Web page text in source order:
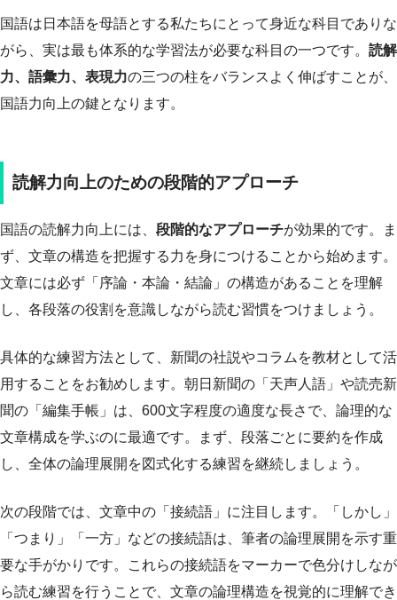
国語は日本語を母語とする私たちにとって身近な科目でありな
がら、実は最も体系的な学習法が必要な科目の一つです。 読解
力、語彙力、表現力の三つの柱をバランスよく伸ばすことが、
国語力向上の鍵となります。
読解力向上のための段階的アプローチ
国語の読解力向上には、 段階的なアプローチが効果的です。ま
ず、文章の構造を把握する力を身につけることから始めます。
文章には必ず「序論・本論・結論」の構造があることを理解
し、各段落の役割を意識しながら読む習慣をつけましょう。
具体的な練習方法として、新聞の社説やコラムを教材として活
用することをお勧めします。朝日新聞の「天声人語」や読売新
聞の「編集手帳」は、600文字程度の適度な長さで、論理的な
文章構成を学ぶのに最適です。まず、段落ごとに要約を作成
し、全体の論理展開を図式化する練習を継続しましょう。
次の段階では、文章中の「接続語」に注目します。「しかし」
「つまり」「一方」などの接続語は、筆者の論理展開を示す重
要な手がかりです。これらの接続語をマーカーで色分けしなが
ら読む練習を行うことで、文章の論理構造を視覚的に理解でき